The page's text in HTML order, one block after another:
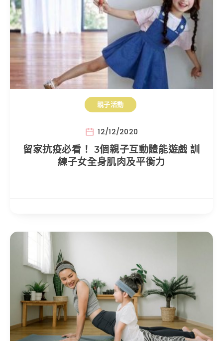
親子活動
12/12/2020
留家抗疫必看！ 3個親子互動體能遊戲 訓
練子女全身肌肉及平衡力